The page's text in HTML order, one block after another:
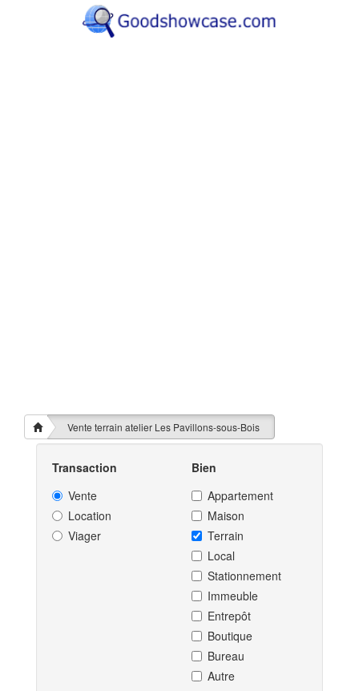
Vente terrain atelier Les Pavillons-sous-Bois
Transaction
Vente
Location
Viager
Bien
Appartement
Maison
Terrain
Local
Stationnement
Immeuble
Entrepôt
Boutique
Bureau
Autre